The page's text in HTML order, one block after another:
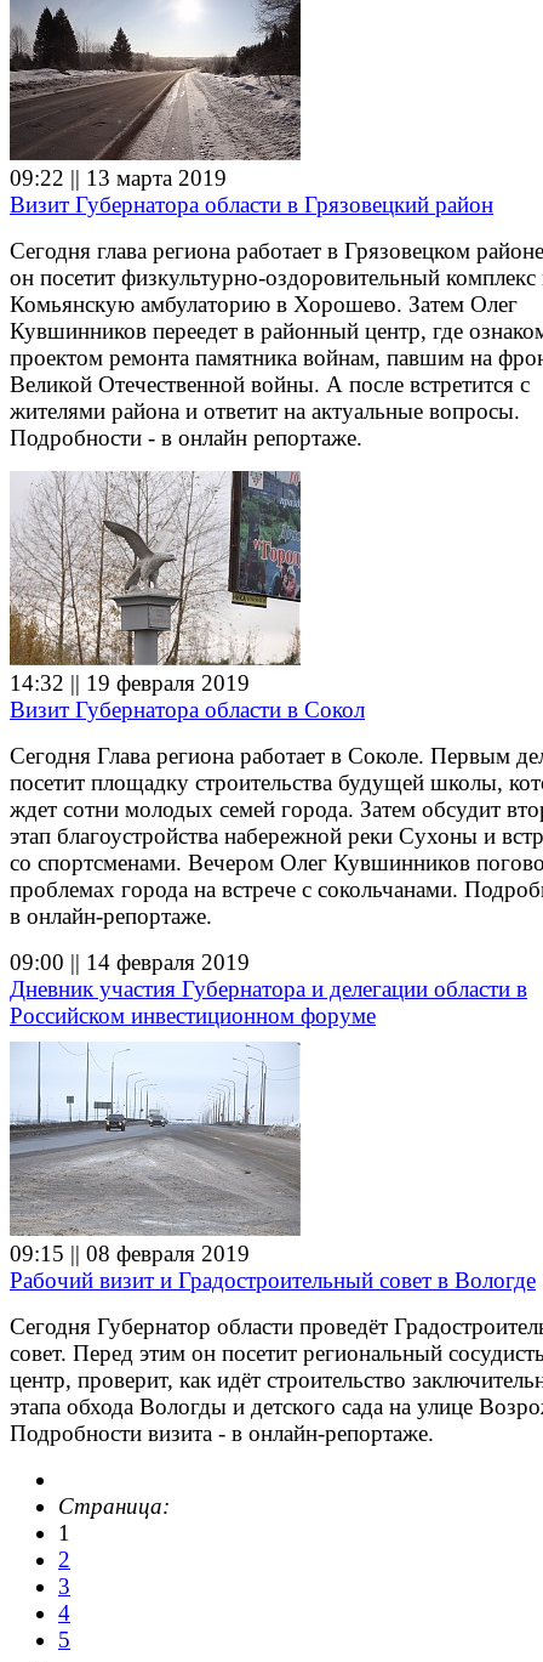
09:22 || 13 марта 2019
Визит Губернатора области в Грязовецкий район
Сегодня глава региона работает в Грязовецком
он посетит физкультурно-оздоровительный комплекс
Комьянскую амбулаторию в Хорошево. Затем Олег
Кувшинников переедет в районный центр, где
проектом ремонта памятника войнам, павшим на
Великой Отечественной войны. А после встретится с
жителями района и ответит на актуальные вопросы.
Подробности - в онлайн репортаже.
14:32 || 19 февраля 2019
Визит Губернатора области в Сокол
Сегодня Глава региона работает в Соколе. Первым
посетит площадку строительства будущей школы,
ждет сотни молодых семей города. Затем обсудит
этап благоустройства набережной реки Сухоны и
со спортсменами. Вечером Олег Кувшинников
проблемах города на встрече с сокольчанами.
в онлайн-репортаже.
09:00 || 14 февраля 2019
Дневник участия Губернатора и делегации области в
Российском инвестиционном форуме
09:15 || 08 февраля 2019
Рабочий визит и Градостроительный совет в Вологде
Сегодня Губернатор области проведёт
совет. Перед этим он посетит региональный
центр, проверит, как идёт строительство
этапа обхода Вологды и детского сада на улице
Подробности визита - в онлайн-репортаже.
Страница:
1
2
3
4
5